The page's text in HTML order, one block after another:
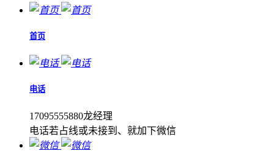
首页
电话
17095555880龙经理
电话若占线或未接到、就加下微信